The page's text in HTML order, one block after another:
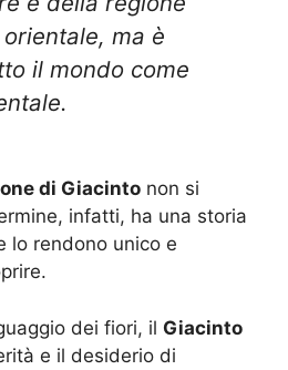
ma è
il mondo come
di Giacinto non si
infatti, ha una storia
lo rendono unico e
dei fiori, il Giacinto
e il desiderio di